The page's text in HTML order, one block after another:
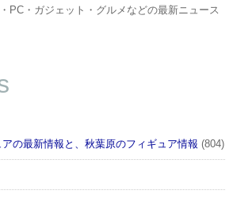
PC・ガジェット・グルメなどの最新ニュース
アの最新情報と、秋葉原のフィギュア情報 (804)